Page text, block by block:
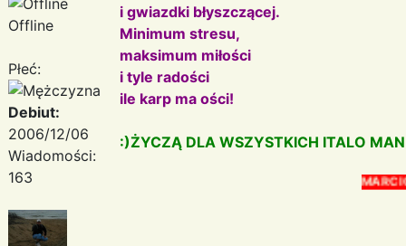
Offline
Płeć:
Debiut:
2006/12/06
Wiadomości:
163
i gwiazdki błyszczącej.
Minimum stresu,
maksimum miłości
i tyle radości
ile karp ma ości!
:)ŻYCZĄ DLA WSZYSTKICH ITALO
MARCIO AND